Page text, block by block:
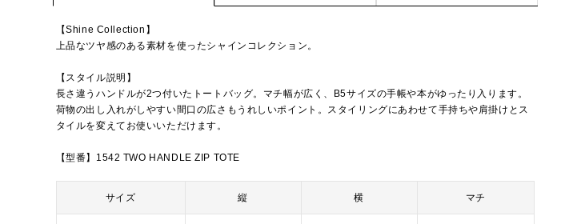
【Shine Collection】
上品なツヤ感のある素材を使ったシャインコレクション。
【スタイル説明】
長さ違うハンドルが2つ付いたトートバッグ。マチ幅が広く、B5サイズの手帳や本がゆったり入ります。
荷物の出し入れがしやすい間口の広さもうれしいポイント。スタイリングにあわせて手持ちや肩掛けとス
タイルを変えてお使いいただけます。
【型番】1542 TWO HANDLE ZIP TOTE
サイズ 縦 横 マチ